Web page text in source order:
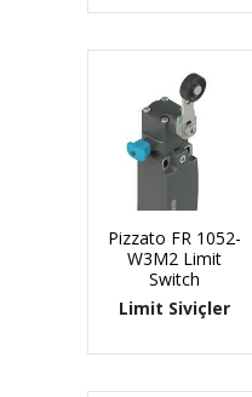
Pizzato FR 1052-
W3M2 Limit
Switch
Limit Siviçler